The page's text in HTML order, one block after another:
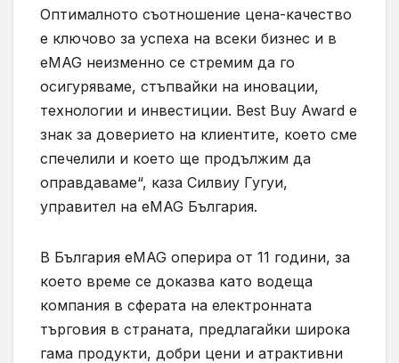
Оптималното съотношение цена-качество
е ключово за успеха на всеки бизнес и в
eMAG неизменно се стремим да го
осигуряваме, стъпвайки на иновации,
технологии и инвестиции. Best Buy Award е
знак за доверието на клиентите, което сме
спечелили и което ще продължим да
оправдаваме“, каза Силвиу Гугуи,
управител на eMAG България.
В България eMAG оперира от 11 години, за
което време се доказва като водеща
компания в сферата на електронната
търговия в страната, предлагайки широка
гама продукти, добри цени и атрактивни